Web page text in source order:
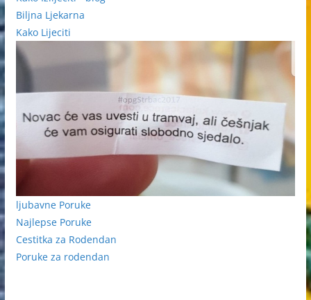
Biljna Ljekarna
Kako Lijeciti
ljubavne Poruke
Najlepse Poruke
Cestitka za Rodendan
Poruke za rodendan